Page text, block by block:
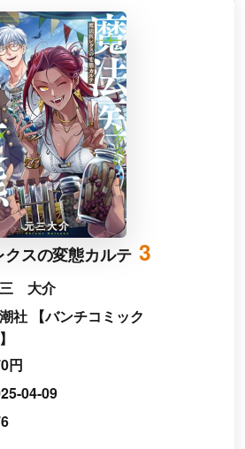
クスの変態カルテ 3
大介
社 【バンチコミック
円
04-09